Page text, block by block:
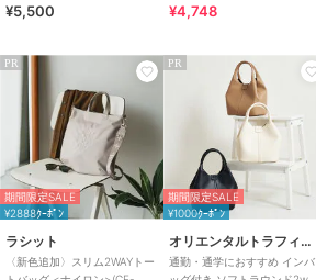
¥5,500
【2WAY】
¥4,748
PR
期間限定SALE
¥2888ｸｰﾎﾟﾝ
ラシット
〈新色追加〉スリム2WAYトー
PR
期間限定SALE
¥1000ｸｰﾎﾟﾝ
オリエンタルトラフィック
通勤・通学におすすめ インバ